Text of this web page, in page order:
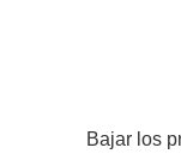
Bajar los